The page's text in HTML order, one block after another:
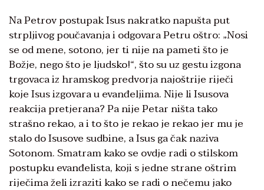
Na Petrov postupak Isus nakratko napušta put
strpljivog poučavanja i odgovara Petru oštro: „Nosi
se od mene, sotono, jer ti nije na pameti što je
Božje, nego što je ljudsko!“, što su uz gestu izgona
trgovaca iz hramskog predvorja najoštrije riječi
koje Isus izgovara u evanđeljima. Nije li Isusova
reakcija pretjerana? Pa nije Petar ništa tako
strašno rekao, a i to što je rekao je rekao jer mu je
stalo do Isusove sudbine, a Isus ga čak naziva
Sotonom. Smatram kako se ovdje radi o stilskom
postupku evanđelista, koji s jedne strane oštrim
riječima želi izraziti kako se radi o nečemu jako